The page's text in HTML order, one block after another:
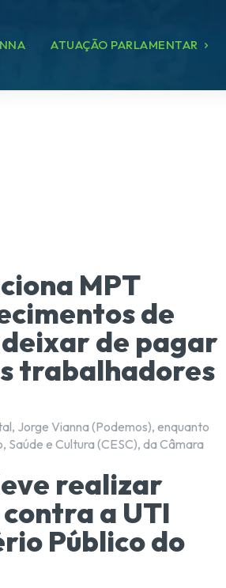
ATUAÇÃO PARLAMENTAR
MPT
de
de pagar
trabalhadores
e Cultura (CESC), da Câmara
realizar
a UTI
Público do